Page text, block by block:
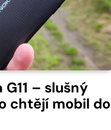
G11 – slušný
chtějí mobil do